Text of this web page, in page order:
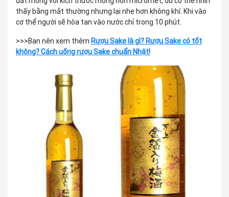
thấy bằng mắt thường nhưng lại nhẹ hơn không khí. Khi vào
cơ thể người sẽ hòa tan vào nước chỉ trong 10 phút.
>>>Bạn nên xem thêm Rượu Sake là gì? Rượu Sake có tốt
không? Cách uống rượu Sake chuẩn Nhật!